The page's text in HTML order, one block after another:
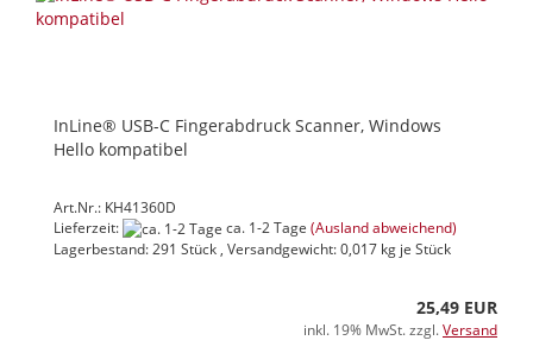
InLine® USB-C Fingerabdruck Scanner, Windows
Hello kompatibel
Art.Nr.: KH41360D
Lieferzeit:
ca. 1-2 Tage (Ausland abweichend)
Lagerbestand: 291 Stück , Versandgewicht:0,017 kg je Stück
25,49 EUR
inkl. 19% MwSt. zzgl.Versand